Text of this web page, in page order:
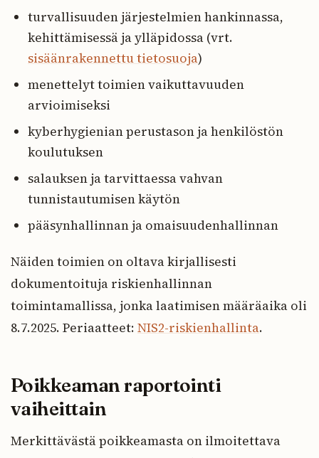
turvallisuuden järjestelmien hankinnassa,
kehittämisessä ja ylläpidossa (vrt.
sisäänrakennettu tietosuoja)
menettelyt toimien vaikuttavuuden
arvioimiseksi
kyberhygienian perustason ja henkilöstön
koulutuksen
salauksen ja tarvittaessa vahvan
tunnistautumisen käytön
pääsynhallinnan ja omaisuudenhallinnan
Näiden toimien on oltava kirjallisesti
dokumentoituja riskienhallinnan
toimintamallissa, jonka laatimisen määräaika oli
8.7.2025. Periaatteet: NIS2-riskienhallinta.
Poikkeaman raportointi
vaiheittain
Merkittävästä poikkeamasta on ilmoitettava